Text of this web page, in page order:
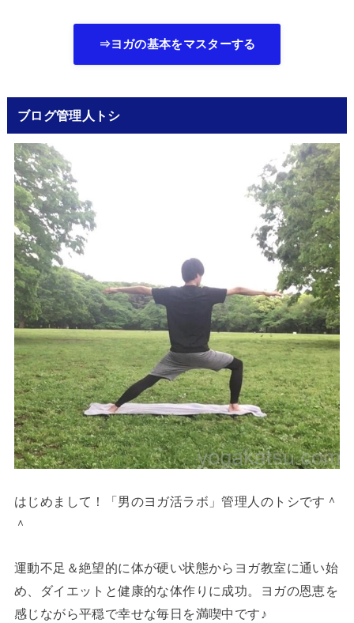
⇒ヨガの基本をマスターする
ブログ管理人トシ
はじめまして！「男のヨガ活ラボ」管理人のトシです＾
＾
運動不足＆絶望的に体が硬い状態からヨガ教室に通い始
め、ダイエットと健康的な体作りに成功。ヨガの恩恵を
感じながら平穏で幸せな毎日を満喫中です♪